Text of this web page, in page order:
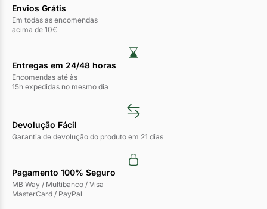
Envios Grátis
Em todas as encomendas
acima de 10€
Entregas em 24/48 horas​
Encomendas até às
15h expedidas no mesmo dia
Devolução Fácil
Garantia de devolução do produto em 21 dias
Pagamento 100% Seguro
MB Way / Multibanco / Visa
MasterCard / PayPal